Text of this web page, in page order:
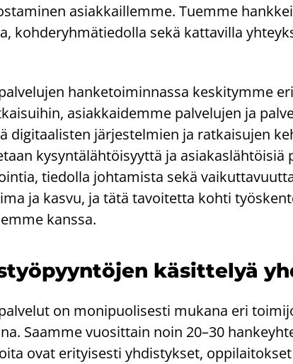
asiak­kail­lem­me. Tuem­me
koh­de­ryh­mä­tie­dol­la sekä kat­ta­vil­la
han­ke­toi­min­nas­sa kes­ki­tym­me
asiak­kai­dem­me pal­ve­lu­jen ja
di­gi­taa­lis­ten jär­jes­tel­mien ja rat­kai­su­jen
ky­syn­tä­läh­töi­syyt­tä ja asia­kas­läh­töi­siä
tie­dol­la joh­ta­mis­ta sekä
ja kasvu, ja tätä ta­voi­tet­ta kohti
kans­sa.
kä­sit­te­lyä
on mo­ni­puo­li­ses­ti mu­ka­na eri
Saam­me vuo­sit­tain noin 20–30
ovat eri­tyi­ses­ti yh­dis­tyk­set,